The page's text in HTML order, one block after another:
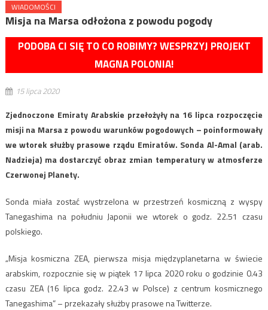
WIADOMOŚCI
Misja na Marsa odłożona z powodu pogody
PODOBA CI SIĘ TO CO ROBIMY? WESPRZYJ PROJEKT
MAGNA POLONIA!
15 lipca 2020
Zjednoczone Emiraty Arabskie przełożyły na 16 lipca rozpoczęcie
misji na Marsa z powodu warunków pogodowych – poinformowały
we wtorek służby prasowe rządu Emiratów. Sonda Al-Amal (arab.
Nadzieja) ma dostarczyć obraz zmian temperatury w atmosferze
Czerwonej Planety.
Sonda miała zostać wystrzelona w przestrzeń kosmiczną z wyspy
Tanegashima na południu Japonii we wtorek o godz. 22.51 czasu
polskiego.
„Misja kosmiczna ZEA, pierwsza misja międzyplanetarna w świecie
arabskim, rozpocznie się w piątek 17 lipca 2020 roku o godzinie 0.43
czasu ZEA (16 lipca godz. 22.43 w Polsce) z centrum kosmicznego
Tanegashima” – przekazały służby prasowe na Twitterze.